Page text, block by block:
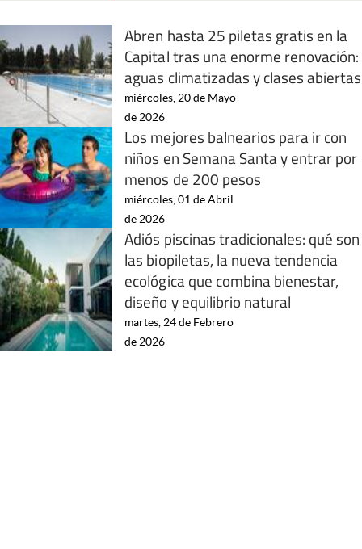
Abren hasta 25 piletas gratis en la
Capital tras una enorme renovación:
aguas climatizadas y clases abiertas
miércoles, 20 de Mayo
de 2026
Los mejores balnearios para ir con
niños en Semana Santa y entrar por
menos de 200 pesos
miércoles, 01 de Abril
de 2026
Adiós piscinas tradicionales: qué son
las biopiletas, la nueva tendencia
ecológica que combina bienestar,
diseño y equilibrio natural
martes, 24 de Febrero
de 2026